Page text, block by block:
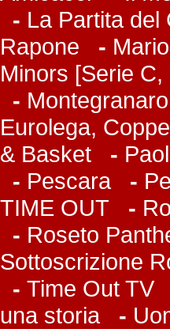
- La Partita del
Rapone -
Minors [Serie
- Montegranaro
Eurolega, Coppe
& Basket -
- Pescara-
TIME OUT -
- Roseto
Sottoscrizione
- Time Out TV
una storia-